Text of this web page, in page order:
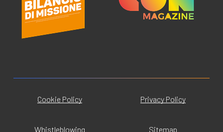
Cookie Policy Privacy Policy
Whistleblowing Sitemap